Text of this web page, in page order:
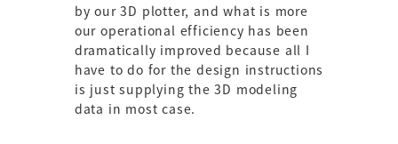
by our 3D plotter, and what is more
our operational efficiency has been
dramatically improved because all I
have to do for the design instructions
is just supplying the 3D modeling
data in most case.